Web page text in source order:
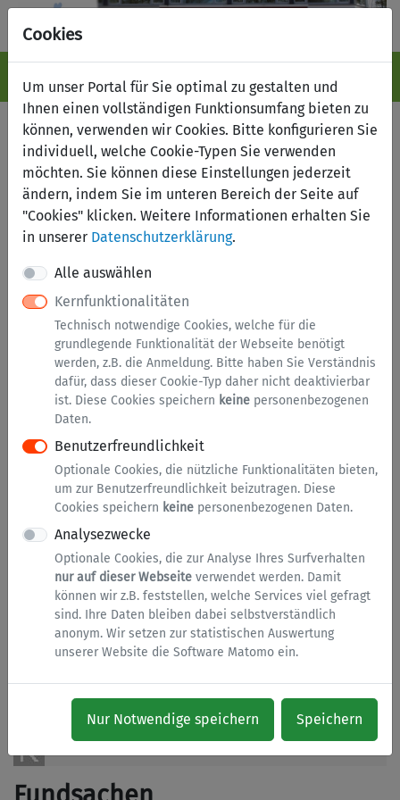
Cookies
Um unser Portal für Sie optimal zu gestalten und
Ihnen einen vollständigen Funktionsumfang bieten zu
können, verwenden wir Cookies. Bitte konfigurieren Sie
individuell, welche Cookie-Typen Sie verwenden
möchten. Sie können diese Einstellungen jederzeit
ändern, indem Sie im unteren Bereich der Seite auf
"Cookies" klicken. Weitere Informationen erhalten Sie
in unserer Datenschutzerklärung.
Alle auswählen
Kernfunktionalitäten
Technisch notwendige Cookies, welche für die
grundlegende Funktionalität der Webseite benötigt
werden, z.B. die Anmeldung. Bitte haben Sie Verständnis
dafür, dass dieser Cookie-Typ daher nicht deaktivierbar
ist. Diese Cookies speichern keine personenbezogenen
Daten.
Benutzerfreundlichkeit
Optionale Cookies, die nützliche Funktionalitäten bieten,
um zur Benutzerfreundlichkeit beizutragen. Diese
Cookies speichern keine personenbezogenen Daten.
Analysezwecke
Optionale Cookies, die zur Analyse Ihres Surfverhalten
nur auf dieser Webseite verwendet werden. Damit
können wir z.B. feststellen, welche Services viel gefragt
sind. Ihre Daten bleiben dabei selbstverständlich
anonym. Wir setzen zur statistischen Auswertung
unserer Website die Software Matomo ein.
Nur Notwendige speichern Speichern
Fundbüro online
Suche nach Fundsachen Fund melden
Verlust melden
Kategorien
Brillen
Dokumente
Elektronik
Fahrräder
Geldbörse
Handy
Kfz
Kleidung
Medien
Schirm
Schlüssel
Schmuck
Sonstiges